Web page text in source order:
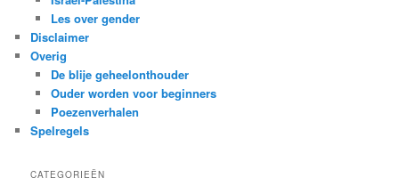
Les over gender
Disclaimer
Overig
De blije geheelonthouder
Ouder worden voor beginners
Poezenverhalen
Spelregels
CATEGORIEËN